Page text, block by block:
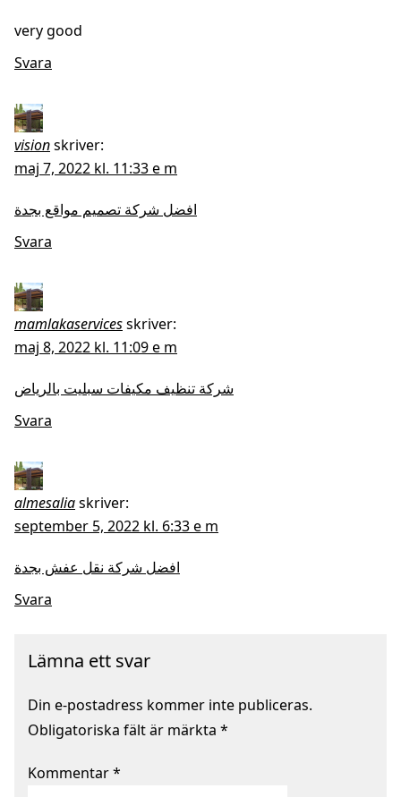
very good
Svara
visionskriver:
maj 7, 2022 kl. 11:33 e m
افضل شركة تصميم مواقع بجدة
Svara
mamlakaservicesskriver:
maj 8, 2022 kl. 11:09 e m
شركة تنظيف مكيفات سبليت بالرياض
Svara
almesaliaskriver:
september 5, 2022 kl. 6:33 e m
افضل شركة نقل عفش بجدة
Svara
Lämna ett svar
Din e-postadress kommer inte publiceras.
Obligatoriska fält är märkta *
Kommentar*